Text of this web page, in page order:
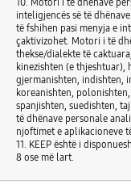
inteligjencës së të
të fshihen pasi menyja e
çaktivizohet. Motori i të
thekse/dialekte të
kinezishten (e thjeshtuar),
gjermanishten, indishten,
koreanishten,
spanjishten, suedishten,
të dhënave personale
njoftimet e aplikacioneve
11. KEEP është i
8 ose më lart.